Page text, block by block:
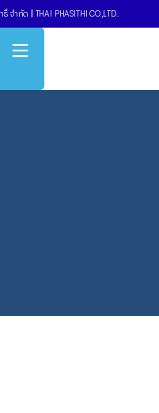
ธิ์ จำกัด THAI PHASITHI CO.,LTD..
robot arm